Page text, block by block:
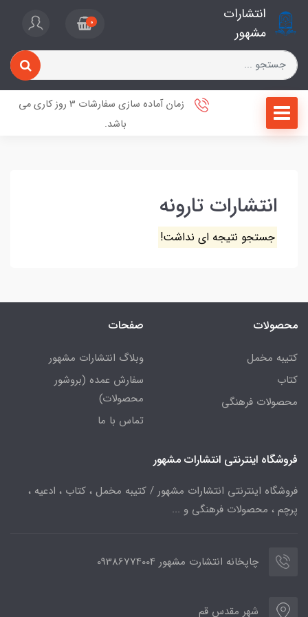
انتشارات
مشهور
0
زمان آماده سازی سفارشات 3 روز کاری می
باشد.
انتشارات تارونه
جستجو نتیجه ای نداشت!
محصولات
کتیبه مخمل
کتاب
محصولات فرهنگی
صفحات
وبلاگ انتشارات مشهور
سفارش عمده (بروشور
محصولات)
تماس با ما
فروشگاه اینترنتی انتشارات مشهور
فروشگاه اینترنتی انتشارات مشهور / کتیبه مخمل ، کتاب ، ادعیه ،
پرچم ، محصولات فرهنگی و ...
چاپخانه انتشارت مشهور 09386774004
شهر مقدس قم